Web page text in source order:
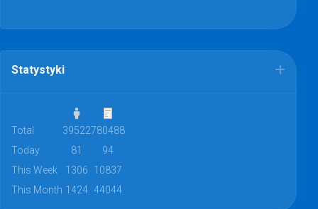
Statystyki
Total 39522780488
Today
81
94
This Week
1306
10837
This Month 1424 44044